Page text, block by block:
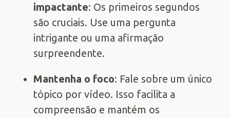
impactante: Os primeiros segundos
são cruciais. Use uma pergunta
intrigante ou uma afirmação
surpreendente.
Mantenha o foco: Fale sobre um único
tópico por vídeo. Isso facilita a
compreensão e mantém os